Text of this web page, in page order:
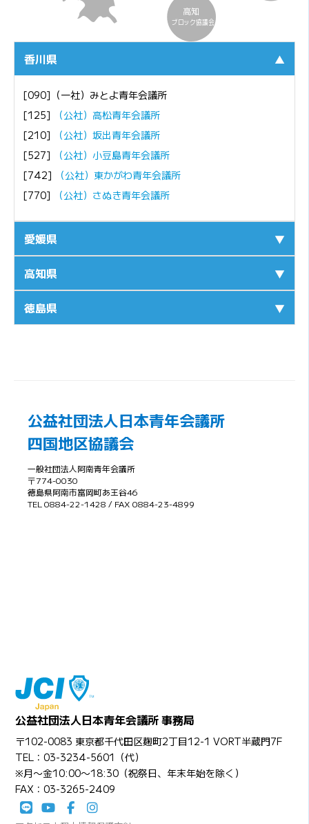
高知
ブロック協議会
香川県 ▲
[090]（一社）みとよ青年会議所
[125]
（公社）高松青年会議所
[210]
（公社）坂出青年会議所
[527]
（公社）小豆島青年会議所
[742]
（公社）東かがわ青年会議所
[770]
（公社）さぬき青年会議所
愛媛県 ▼
高知県 ▼
徳島県 ▼
公益社団法人日本青年会議所
四国地区協議会
一般社団法人阿南青年会議所
〒774-0030
徳島県阿南市富岡町あ王谷46
TEL 0884-22-1428 / FAX 0884-23-4899
公益社団法人日本青年会議所 事務局
〒102-0083 東京都千代田区麹町2丁目12-1 VORT半蔵門7F
TEL：03-3234-5601（代）
※月〜金10:00〜18:30（祝祭日、年末年始を除く）
FAX：03-3265-2409